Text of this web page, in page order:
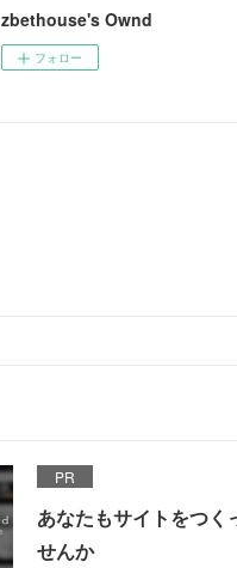
zbethouse's Ownd
フォロー
PR
あなたもサイトをつく
せんか